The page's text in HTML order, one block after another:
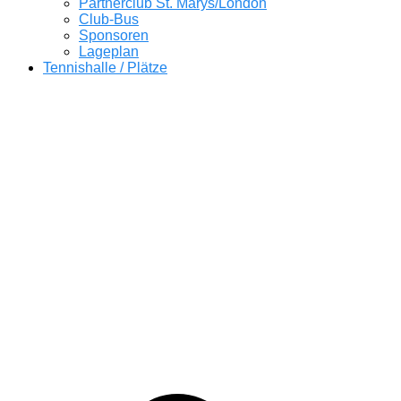
Partnerclub St. Marys/London
Club-Bus
Sponsoren
Lageplan
Tennishalle / Plätze